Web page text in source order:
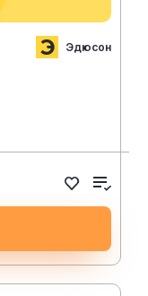
Эдюсон